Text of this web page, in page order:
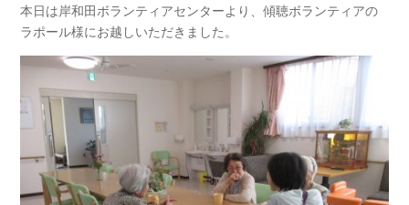
本日は岸和田ボランティアセンターより、傾聴ボランティアの
ラポール様にお越しいただきました。